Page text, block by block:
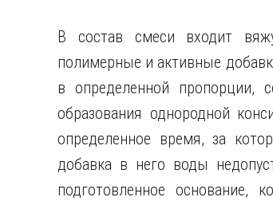
В состав смеси входит
полимерные и активные
в определенной пропорции,
образования однородной
определенное время, за
добавка в него воды
подготовленное